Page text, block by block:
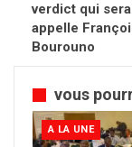
verdict qui sera
appelle
Bourouno
vous
A LA UNE